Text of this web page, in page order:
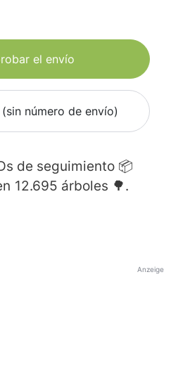
el envío
número de envío)
de seguimiento 📦
12.695 árboles 🌳.
Anzeige